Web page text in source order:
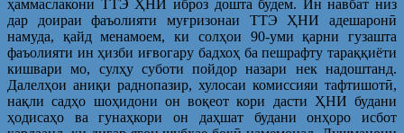
ҳаммаслакони ТТЭ ҲНИ иброз дошта будем. Ин навбат низ
дар доираи фаъолияти муғризонаи ТТЭ ҲНИ адешаронӣ
намуда, қайд менамоем, ки солҳои 90-уми қарни гузашта
фаъолияти ин ҳизби иғвогару бадхоҳ ба пешрафту тараққиёти
кишвари мо, сулҳу суботи пойдор назари нек надоштанд.
Далелҳои аниқи раднопазир, хулосаи комиссияи тафтишотӣ,
нақли садҳо шоҳидони он воқеот кори дасти ҲНИ будани
ҳодисаҳо ва гунаҳкори он даҳшат будани онҳоро исбот